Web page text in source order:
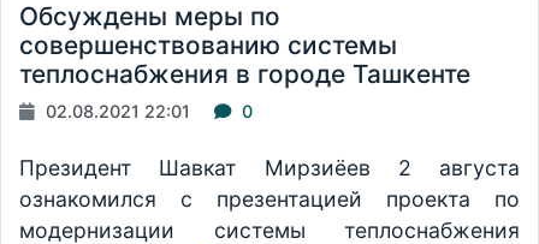
Обсуждены меры по
совершенствованию системы
теплоснабжения в городе Ташкенте
02.08.2021 22:01 0
Президент Шавкат Мирзиёев 2 августа
ознакомился с презентацией проекта по
модернизации системы теплоснабжения